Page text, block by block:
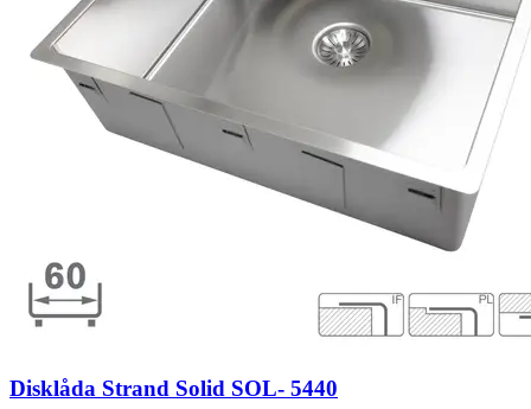
Disklåda Strand Solid SOL- 5440